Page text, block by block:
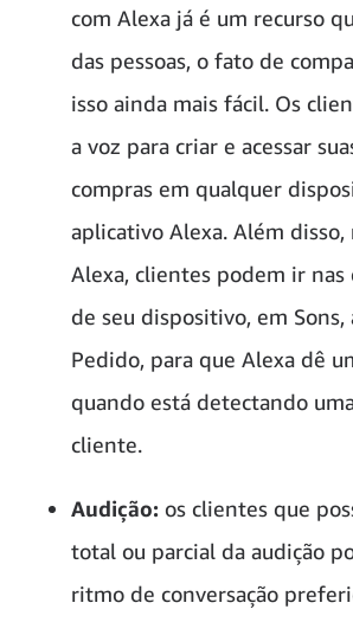
com Alexa já é um recurso
das pessoas, o fato de
isso ainda mais fácil. Os
a voz para criar e acessar
compras em qualquer
aplicativo Alexa. Além
Alexa, clientes podem ir nas
de seu dispositivo, em Sons,
Pedido, para que Alexa dê
quando está detectando
cliente.
Audição: os clientes que
total ou parcial da audição
ritmo de conversação